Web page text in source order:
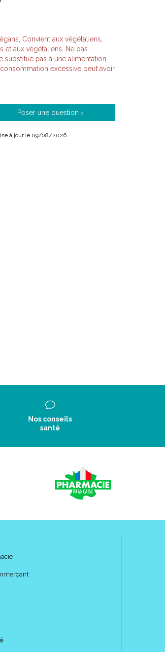
Convient aux végétaliens,
et aux végétaliens, Ne pas
pas à une alimentation
excessive peut avoir
Poser une question ›
à jour le 09/08/2026.
Nos conseils
santé